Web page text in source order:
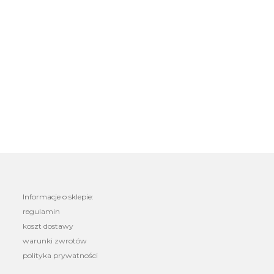
Informacje o sklepie:
regulamin
koszt dostawy
warunki zwrotów
polityka prywatności